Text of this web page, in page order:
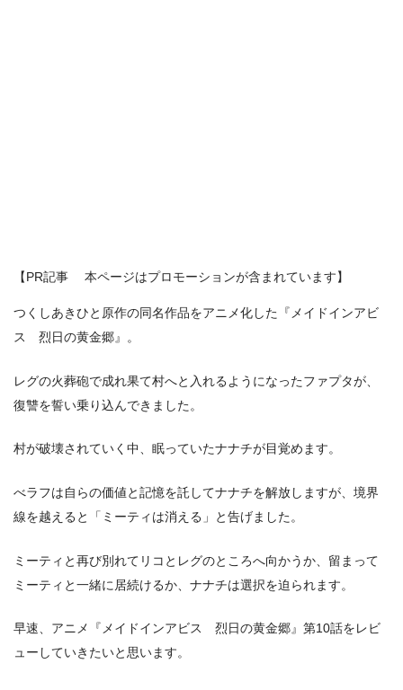
【PR記事 本ページはプロモーションが含まれています】
つくしあきひと原作の同名作品をアニメ化した『メイドインアビ
ス 烈日の黄金郷』。
レグの火葬砲で成れ果て村へと入れるようになったファプタが、
復讐を誓い乗り込んできました。
村が破壊されていく中、眠っていたナナチが目覚めます。
べラフは自らの価値と記憶を託してナナチを解放しますが、境界
線を越えると「ミーティは消える」と告げました。
ミーティと再び別れてリコとレグのところへ向かうか、留まって
ミーティと一緒に居続けるか、ナナチは選択を迫られます。
早速、アニメ『メイドインアビス 烈日の黄金郷』第10話をレビ
ューしていきたいと思います。